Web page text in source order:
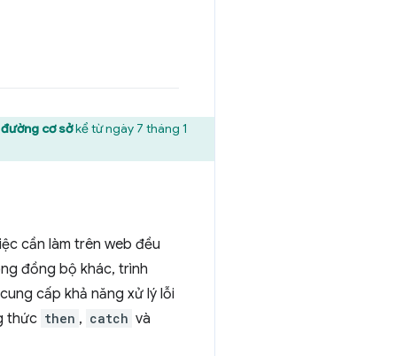
cơ sởkể từ ngày 7 tháng 1
cần làm trên web đều
đồng bộ khác, trình
cấp khả năng xử lý lỗi
thức then , catch và